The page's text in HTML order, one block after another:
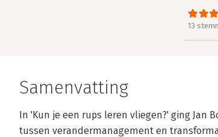
13
Samenvatting
In 'Kun je een rups leren vliegen?' ging Jan
tussen verandermanagement en